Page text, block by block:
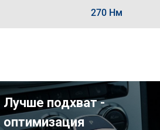
270 Нм
Лучше подхват -
оптимизация